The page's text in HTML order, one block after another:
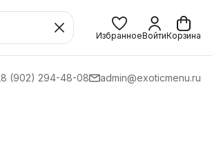
ИзбранноеВойтиКорзина
8 (902) 294-48-08 admin@exoticmenu.ru